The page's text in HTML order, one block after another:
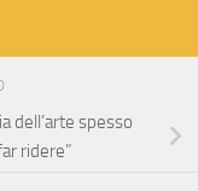
dell’arte spesso
ridere”